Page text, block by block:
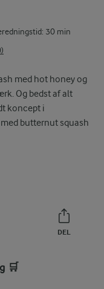
30 min
med hot honey og
Og bedst af alt
koncept i
butternut squash
DEL
🛒